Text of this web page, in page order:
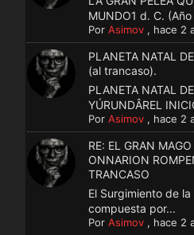
MUNDO1 d. C.
Por Asimov, hace 2
PLANETA NATAL
(al trancaso).
PLANETA NATAL
YÚRUNDÂREL
Por Asimov, hace 2
RE: EL GRAN
ONNARION
TRANCASO
El Surgimiento de
compuesta por...
Por Asimov, hace 2